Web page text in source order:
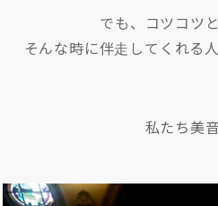
でも、コツコツ
そんな時に伴走してくれる
私たち美